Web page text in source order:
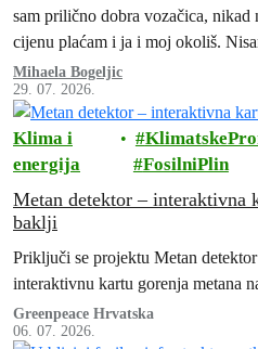
sam prilično dobra vozačica, nikad
cijenu plaćam i ja i moj okoliš.
„namet“, ne bih li mogla
po potrebi u veći grad.
Mihaela Bogeljic
29. 07. 2026.
Klima i
energija
FosilniPlin
Metan detektor – interaktivna
baklji
Priključi se projektu Metan
interaktivnu kartu gorenja metana
Greenpeace Hrvatska
06. 07. 2026.